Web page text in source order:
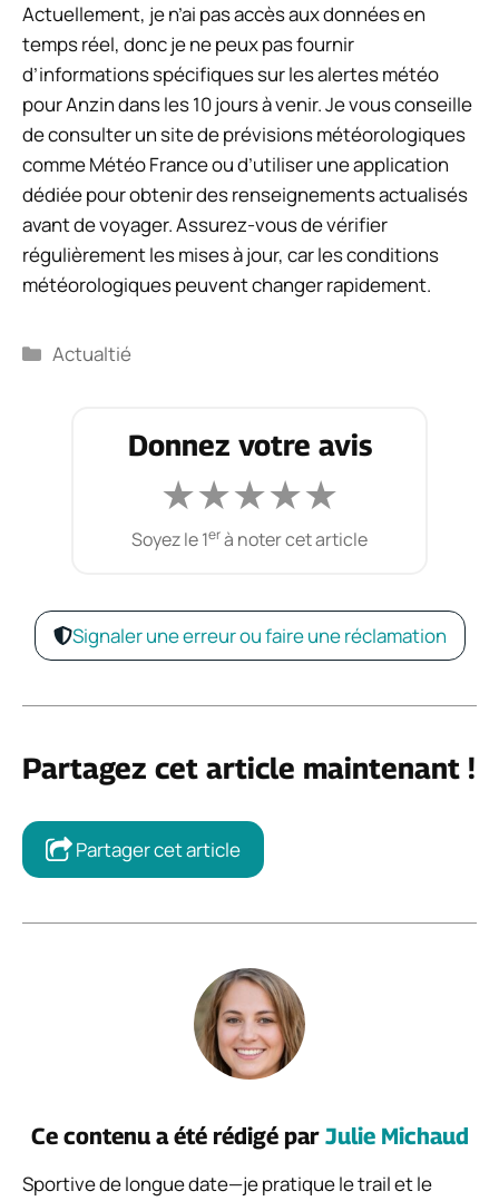
Actuellement, je n’ai pas accès aux données en
temps réel, donc je ne peux pas fournir
d’informations spécifiques sur les alertes météo
pour Anzin dans les 10 jours à venir. Je vous conseille
de consulter un site de prévisions météorologiques
comme Météo France ou d’utiliser une application
dédiée pour obtenir des renseignements actualisés
avant de voyager. Assurez-vous de vérifier
régulièrement les mises à jour, car les conditions
météorologiques peuvent changer rapidement.
Catégories
Actualtié
Donnez votre avis
★★★★★
Soyez le 1erà noter cet article
Signaler une erreur ou faire une réclamation
Partagez cet article maintenant !
Partager cet article
Ce contenu a été rédigé par Julie Michaud
Sportive de longue date—je pratique le trail et le